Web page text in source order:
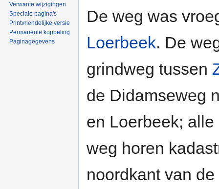
De weg was
Loerbeek. De
grindweg tussen
de Didamseweg
en Loerbeek;
weg horen
noordkant van
Verwante wijzigingen
Speciale pagina's
Printvriendelijke versie
Permanente koppeling
Paginagegevens